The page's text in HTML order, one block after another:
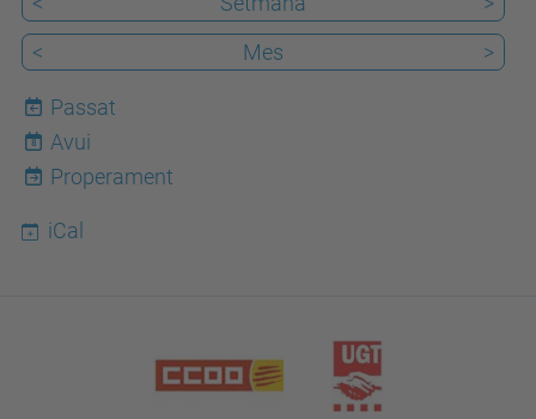
FME
<
Mes >
Passat
8
Avui
Properament
iCal